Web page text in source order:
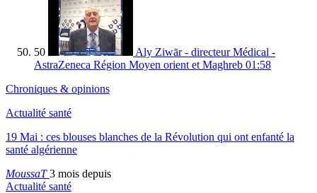
50
Aly Ziwār - directeur Médical -
AstraZeneca Région Moyen orient et Maghreb 01:58
Chroniques & opinions
Actualité santé
19 Mai : ces blouses blanches de la Révolution qui ont enfanté la
santé algérienne
MoussaT3 mois depuis
Actualité santé